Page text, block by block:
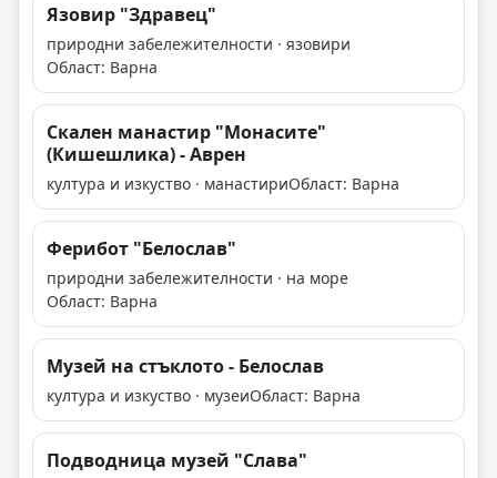
Язовир "Здравец"
природни забележителности · язовири
Област: Варна
Скален манастир "Монасите"
(Кишешлика) - Аврен
култура и изкуство · манастириОбласт: Варна
Ферибот "Белослав"
природни забележителности · на море
Област: Варна
Музей на стъклото - Белослав
култура и изкуство · музеиОбласт: Варна
Подводница музей "Слава"